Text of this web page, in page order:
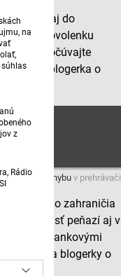
na
súhlas
z
Rádio
aj do
si na dovolenku
počúvajte
blogerka o
nám chybu v
na cesty do zahraničia
karty a časť peňazí aj v
bankovými
opýtala blogerky o